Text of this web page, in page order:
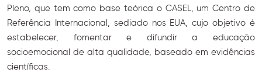
Pleno, que tem como base teórica o CASEL, um Centro de
Referência Internacional, sediado nos EUA, cujo objetivo é
estabelecer, fomentar e difundir a educação
socioemocional de alta qualidade, baseado em evidências
científicas.